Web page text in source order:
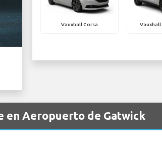
Vauxhall Corsa Vauxhall
en Aeropuerto de Gatwick